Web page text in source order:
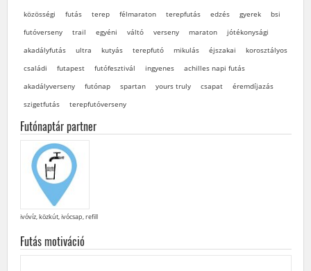
közösségi futás terep félmaraton terepfutás edzés gyerek
bsi
futóverseny
trail egyéni váltó verseny maraton
jótékonysági
akadályfutás
ultra kutyás terepfutó mikulás éjszakai
korosztályos
családi
futapest futófesztivál ingyenes
achilles napi futás
akadályverseny
futónap spartan yours truly csapat
éremdíjazás
szigetfutás
terepfutóverseny
Futónaptár partner
ivóvíz, közkút, ivócsap, refill
Futás motiváció